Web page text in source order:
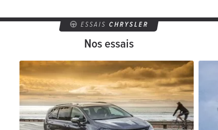
ESSAIS CHRYSLER
Nos essais